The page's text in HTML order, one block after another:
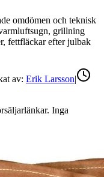
omdömen och teknisk
grillning
fettfläckar efter julbak
av: Erik Larsson|
Inga